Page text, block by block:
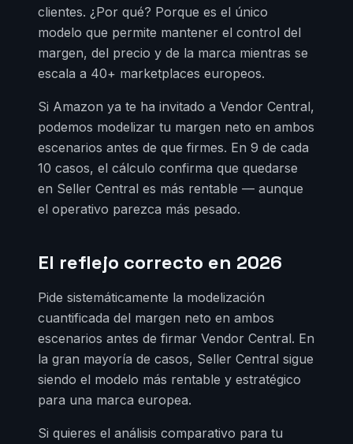
clientes. ¿Por qué? Porque es el único
modelo que permite mantener el control del
margen, del precio y de la marca mientras se
escala a 40+ marketplaces europeos.
Si Amazon ya te ha invitado a Vendor Central,
podemos modelizar tu margen neto en ambos
escenarios antes de que firmes. En 9 de cada
10 casos, el cálculo confirma que quedarse
en Seller Central es más rentable — aunque
el operativo parezca más pesado.
El reflejo correcto en 2026
Pide sistemáticamente la modelización
cuantificada del margen neto en ambos
escenarios antes de firmar Vendor Central. En
la gran mayoría de casos, Seller Central sigue
siendo el modelo más rentable y estratégico
para una marca europea.
Si quieres el análisis comparativo para tu